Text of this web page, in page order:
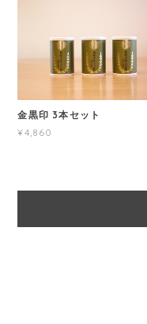
金黒印 3本セット
¥4,860